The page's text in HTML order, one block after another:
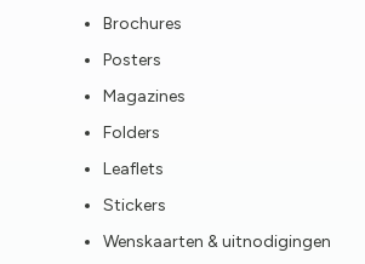
Brochures
Posters
Magazines
Folders
Leaflets
Stickers
Wenskaarten & uitnodigingen